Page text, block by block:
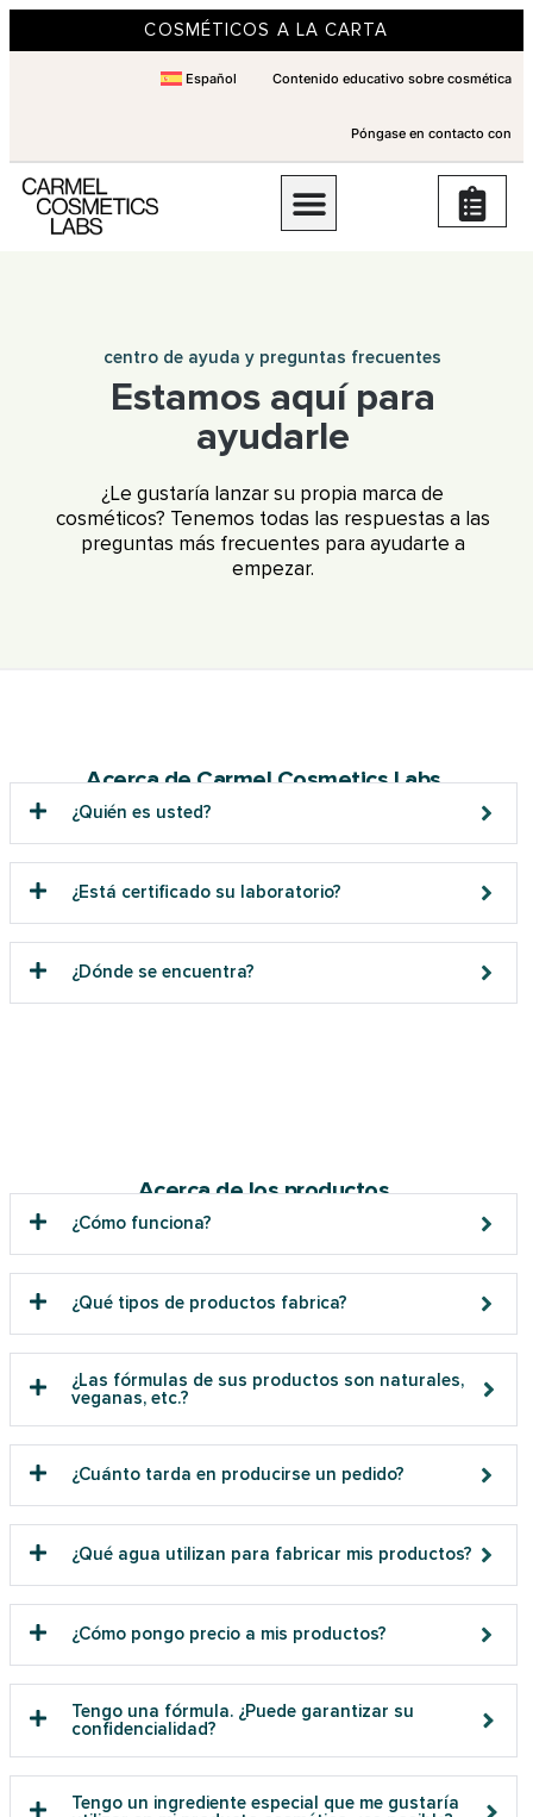
COSMÉTICOS A LA CARTA
Español Contenido educativo sobre cosmética
Póngase en contacto con
centro de ayuda y preguntas frecuentes
Estamos aquí para
ayudarle
¿Le gustaría lanzar su propia marca de
cosméticos? Tenemos todas las respuestas a las
preguntas más frecuentes para ayudarte a
empezar.
Acerca de Carmel Cosmetics Labs
¿Quién es usted?
¿Está certificado su laboratorio?
¿Dónde se encuentra?
Acerca de los productos
¿Cómo funciona?
¿Qué tipos de productos fabrica?
¿Las fórmulas de sus productos son naturales,
veganas, etc.?
¿Cuánto tarda en producirse un pedido?
¿Qué agua utilizan para fabricar mis productos?
¿Cómo pongo precio a mis productos?
Tengo una fórmula. ¿Puede garantizar su
confidencialidad?
Tengo un ingrediente especial que me gustaría